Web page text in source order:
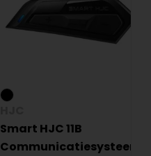
Smart HJC 11B
Communicatiesysteem